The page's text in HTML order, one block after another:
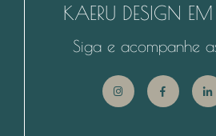
KAERU DESIGN EM
Siga e acompanhe